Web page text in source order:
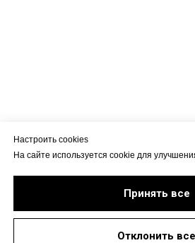
Настроить cookies
На сайте используется cookie для
Принять все
Отклонить все